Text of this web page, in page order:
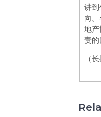
讲
向
地
责
（